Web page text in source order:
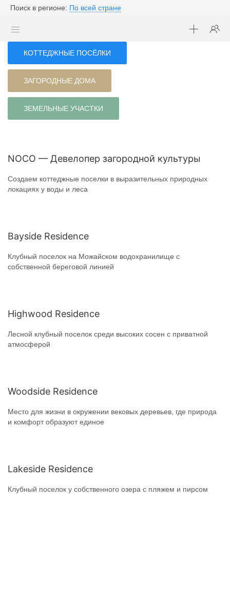
Поиск в регионе: По всей стране
КОТТЕДЖНЫЕ ПОСЁЛКИ
ЗАГОРОДНЫЕ ДОМА
ЗЕМЕЛЬНЫЕ УЧАСТКИ
NOCO — Девелопер загородной культуры
Создаем коттеджные поселки в выразительных природных
локациях у воды и леса
Bayside Residence
Клубный поселок на Можайском водохранилище с
собственной береговой линией
Highwood Residence
Лесной клубный поселок среди высоких сосен с приватной
атмосферой
Woodside Residence
Место для жизни в окружении вековых деревьев, где природа
и комфорт образуют единое
Lakeside Residence
Клубный поселок у собственного озера с пляжем и пирсом